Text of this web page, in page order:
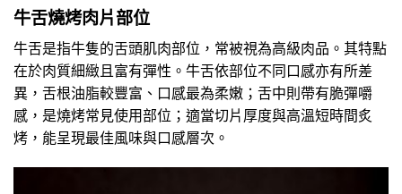
牛舌燒烤肉片部位
牛舌是指牛隻的舌頭肌肉部位，常被視為高級肉品。其特點
在於肉質細緻且富有彈性。牛舌依部位不同口感亦有所差
異，舌根油脂較豐富、口感最為柔嫩；舌中則帶有脆彈嚼
感，是燒烤常見使用部位；適當切片厚度與高溫短時間炙
烤，能呈現最佳風味與口感層次。